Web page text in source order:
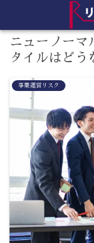
ニューノーマ
タイルはどう
事業運営リスク